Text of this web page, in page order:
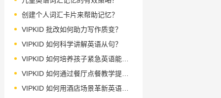
创建个人词汇卡片来帮助记忆？
VIPKID 批改如何助力写作质变？
VIPKID 如何科学讲解英语从句？
VIPKID 如何培养孩子紧急英语能力？
VIPKID 如何通过餐厅点餐教学提升少儿英语应用能力？
VIPKID 如何用酒店场景革新英语教学？